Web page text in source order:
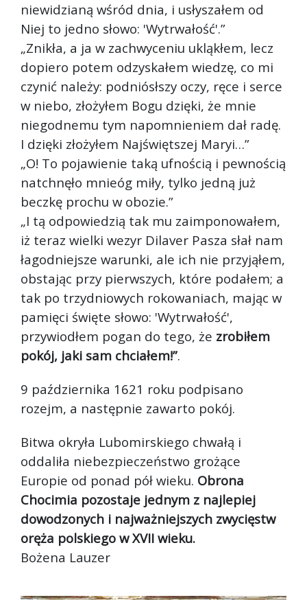
niewidzianą wśród dnia, i usłyszałem od
Niej to jedno słowo: 'Wytrwałość'.”
„Znikła, a ja w zachwyceniu ukląkłem, lecz
dopiero potem odzyskałem wiedzę, co mi
czynić należy: podniósłszy oczy, ręce i serce
w niebo, złożyłem Bogu dzięki, że mnie
niegodnemu tym napomnieniem dał radę.
I dzięki złożyłem Najświętszej Maryi…”
„O! To pojawienie taką ufnością i pewnością
natchnęło mnieóg miły, tylko jedną już
beczkę prochu w obozie.”
„I tą odpowiedzią tak mu zaimponowałem,
iż teraz wielki wezyr Dilaver Pasza słał nam
łagodniejsze warunki, ale ich nie przyjąłem,
obstając przy pierwszych, które podałem; a
tak po trzydniowych rokowaniach, mając w
pamięci święte słowo: 'Wytrwałość',
przywiodłem pogan do tego, że zrobiłem
pokój, jaki sam chciałem!”.
9 października 1621 roku podpisano
rozejm, a następnie zawarto pokój.
Bitwa okryła Lubomirskiego chwałą i
oddaliła niebezpieczeństwo grożące
Europie od ponad pół wieku. Obrona
Chocimia pozostaje jednym z najlepiej
dowodzonych i najważniejszych zwycięstw
oręża polskiego w XVII wieku.
Bożena Lauzer